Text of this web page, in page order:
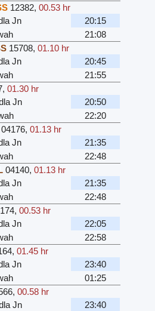
12382,00.53 hr
Jn
20:15
21:08
15708,01.10 hr
Jn
20:45
21:55
,01.30 hr
Jn
20:50
22:20
04176,01.13 hr
Jn
21:35
22:48
04140,01.13 hr
Jn
21:35
22:48
,00.53 hr
Jn
22:05
22:58
,01.45 hr
Jn
23:40
01:25
,00.58 hr
Jn
23:40